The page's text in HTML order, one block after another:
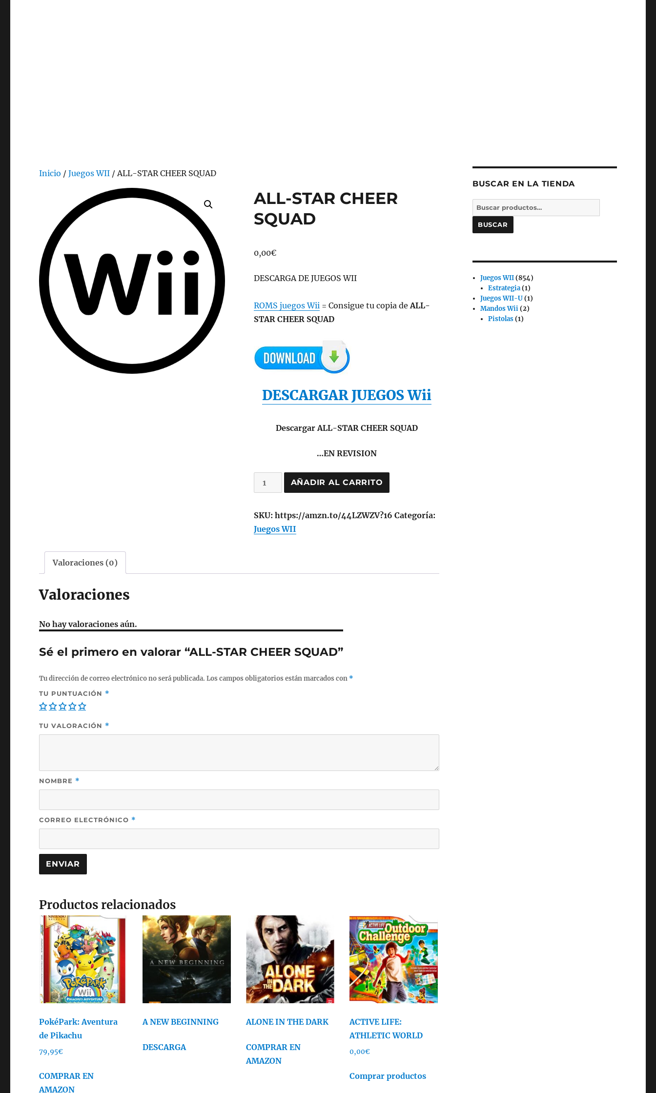
Inicio /Juegos WII / ALL-STAR CHEER SQUAD
ALL-STAR CHEER
SQUAD
0,00€
DESCARGA DE JUEGOS WII
ROMS juegos Wii= Consigue tu copia deALL-
STAR CHEER SQUAD
DESCARGAR JUEGOS Wii
Descargar ALL-STAR CHEER SQUAD
…EN REVISION
ALL-
STAR
SQUAD
cantidad
AÑADIR AL CARRITO
SKU: https://amzn.to/44LZWZV?16 Categoría:
Juegos WII
Valoraciones (0)
Valoraciones
No hay valoraciones aún.
Sé el primero en valorar “ALL-STAR CHEER SQUAD”
Tu dirección de correo electrónico no será publicada. Los campos obligatorios están marcados con *
TU PUNTUACIÓN *
TU VALORACIÓN *
NOMBRE *
CORREO ELECTRÓNICO *
Productos relacionados
PokéPark: Aventura
de Pikachu
79,95€
COMPRAR EN
AMAZON
A NEW BEGINNING
DESCARGA
ALONE IN THE DARK
COMPRAR EN
AMAZON
ACTIVE LIFE:
ATHLETIC WORLD
0,00€
Comprar productos
BUSCAR EN LA TIENDA
Buscar
por:
BUSCAR
Juegos WII 854854
Estrategia 11
producto
Juegos WII-U 11
Mandos Wii 22
Pistolas 11